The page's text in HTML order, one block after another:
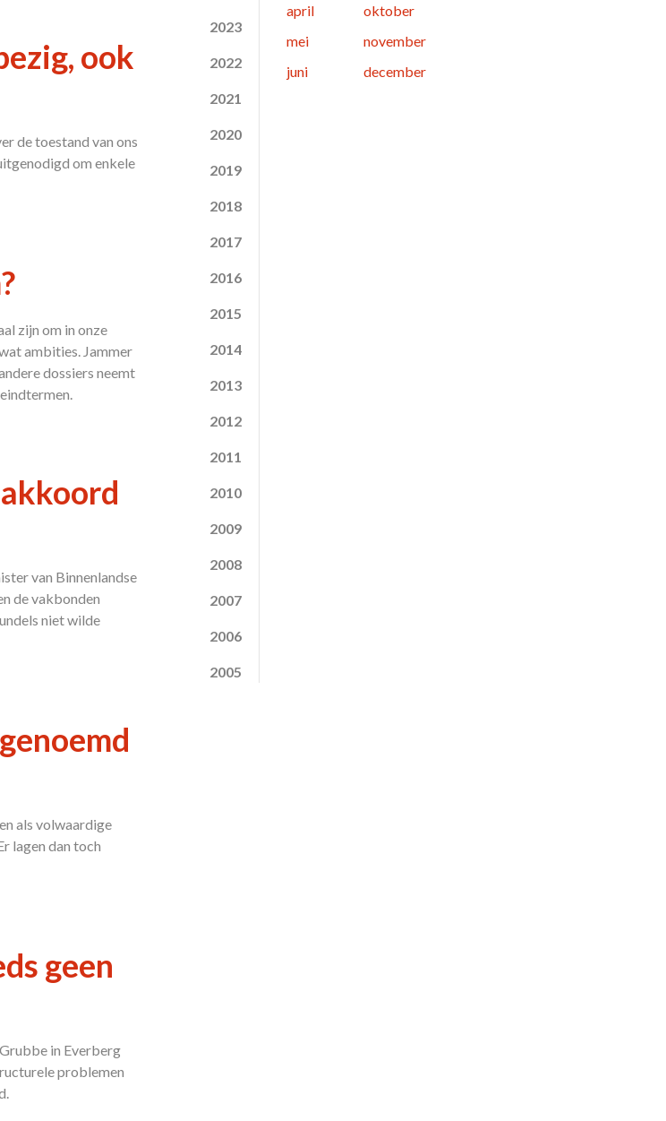
ook
de toestand van ons
om enkele
zijn om in onze
ambities. Jammer
dossiers neemt
van Binnenlandse
de vakbonden
niet wilde
als volwaardige
lagen dan toch
geen
in Everberg
problemen
2023
2022
2021
2020
2019
2018
2017
2016
2015
2014
2013
2012
2011
2010
2009
2008
2007
2006
2005
april
mei
juni
oktober
november
december